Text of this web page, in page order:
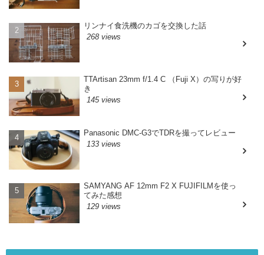
リンナイ食洗機のカゴを交換した話
268 views
TTArtisan 23mm f/1.4 C （Fuji X）の写りが好
き
145 views
Panasonic DMC-G3でTDRを撮ってレビュー
133 views
SAMYANG AF 12mm F2 X FUJIFILMを使っ
てみた感想
129 views